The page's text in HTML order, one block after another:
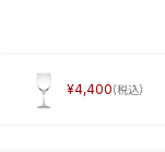
4,400